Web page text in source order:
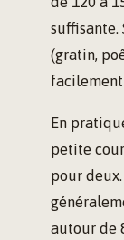
(gratin,
facilement
En
petite
pour
autour de